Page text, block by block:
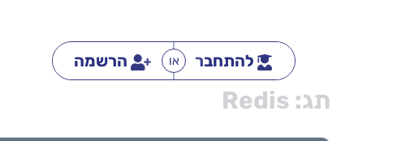
להתחבר או הרשמה
תג: Redis